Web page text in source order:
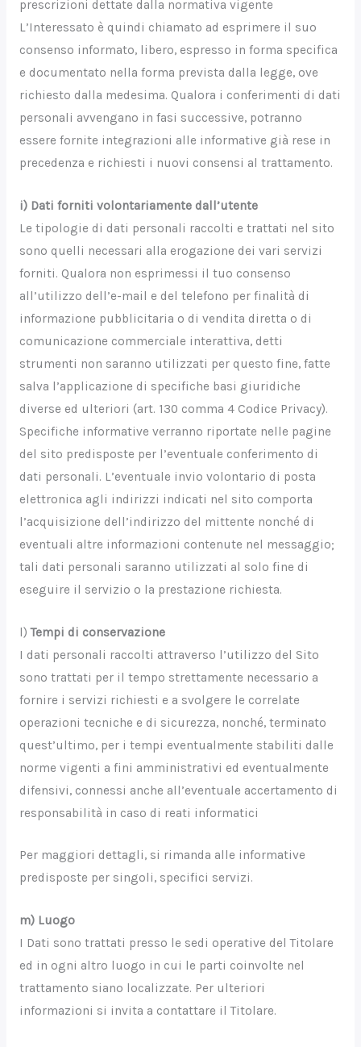
prescrizioni dettate dalla normativa vigente
L’Interessato è quindi chiamato ad esprimere il suo
consenso informato, libero, espresso in forma specifica
e documentato nella forma prevista dalla legge, ove
richiesto dalla medesima. Qualora i conferimenti di dati
personali avvengano in fasi successive, potranno
essere fornite integrazioni alle informative già rese in
precedenza e richiesti i nuovi consensi al trattamento.
i) Dati forniti volontariamente dall’utente
Le tipologie di dati personali raccolti e trattati nel sito
sono quelli necessari alla erogazione dei vari servizi
forniti. Qualora non esprimessi il tuo consenso
all’utilizzo dell’e-mail e del telefono per finalità di
informazione pubblicitaria o di vendita diretta o di
comunicazione commerciale interattiva, detti
strumenti non saranno utilizzati per questo fine, fatte
salva l’applicazione di specifiche basi giuridiche
diverse ed ulteriori (art. 130 comma 4 Codice Privacy).
Specifiche informative verranno riportate nelle pagine
del sito predisposte per l’eventuale conferimento di
dati personali. L’eventuale invio volontario di posta
elettronica agli indirizzi indicati nel sito comporta
l’acquisizione dell’indirizzo del mittente nonché di
eventuali altre informazioni contenute nel messaggio;
tali dati personali saranno utilizzati al solo fine di
eseguire il servizio o la prestazione richiesta.
l) Tempi di conservazione
I dati personali raccolti attraverso l’utilizzo del Sito
sono trattati per il tempo strettamente necessario a
fornire i servizi richiesti e a svolgere le correlate
operazioni tecniche e di sicurezza, nonché, terminato
quest’ultimo, per i tempi eventualmente stabiliti dalle
norme vigenti a fini amministrativi ed eventualmente
difensivi, connessi anche all’eventuale accertamento di
responsabilità in caso di reati informatici
Per maggiori dettagli, si rimanda alle informative
predisposte per singoli, specifici servizi.
m) Luogo
I Dati sono trattati presso le sedi operative del Titolare
ed in ogni altro luogo in cui le parti coinvolte nel
trattamento siano localizzate. Per ulteriori
informazioni si invita a contattare il Titolare.